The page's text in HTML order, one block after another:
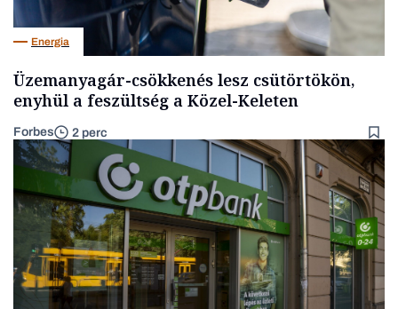
Energia
Üzemanyagár-csökkenés lesz csütörtökön,
enyhül a feszültség a Közel-Keleten
Forbes 2 perc